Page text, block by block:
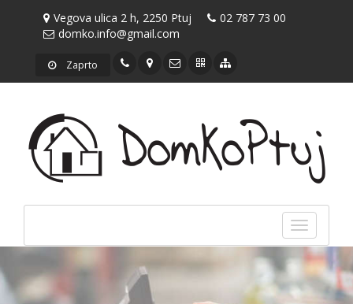
Vegova ulica 2 h, 2250 Ptuj
02 787 73 00
domko.info@gmail.com
Zaprto
Toggle
navigation